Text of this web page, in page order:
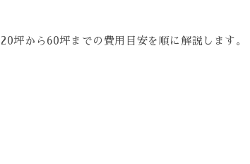
坪から60坪までの費用目安を順に解説します。